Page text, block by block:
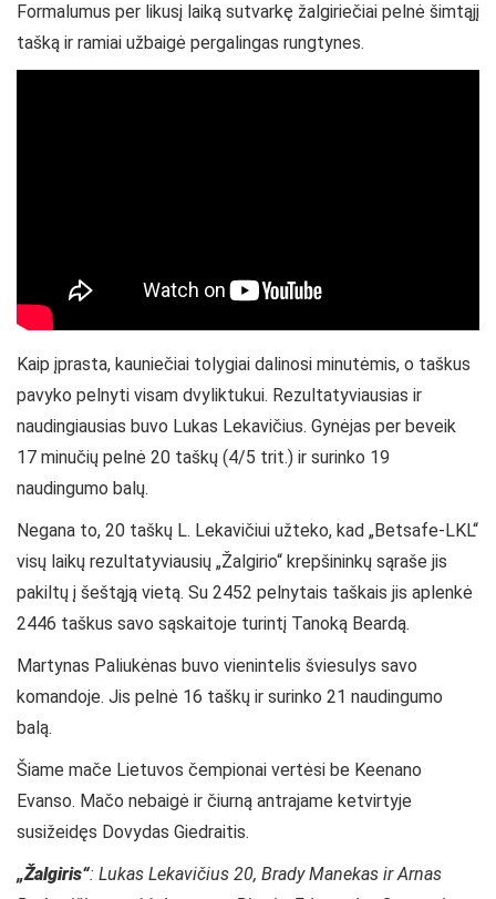
Formalumus per likusį laiką sutvarkę žalgiriečiai pelnė šimtąjį
tašką ir ramiai užbaigė pergalingas rungtynes.
Kaip įprasta, kauniečiai tolygiai dalinosi minutėmis, o taškus
pavyko pelnyti visam dvyliktukui. Rezultatyviausias ir
naudingiausias buvo Lukas Lekavičius. Gynėjas per beveik
17 minučių pelnė 20 taškų (4/5 trit.) ir surinko 19
naudingumo balų.
Negana to, 20 taškų L. Lekavičiui užteko, kad „Betsafe-LKL“
visų laikų rezultatyviausių „Žalgirio“ krepšininkų sąraše jis
pakiltų į šeštąją vietą. Su 2452 pelnytais taškais jis aplenkė
2446 taškus savo sąskaitoje turintį Tanoką Beardą.
Martynas Paliukėnas buvo vienintelis šviesulys savo
komandoje. Jis pelnė 16 taškų ir surinko 21 naudingumo
balą.
Šiame mače Lietuvos čempionai vertėsi be Keenano
Evanso. Mačo nebaigė ir čiurną antrajame ketvirtyje
susižeidęs Dovydas Giedraitis.
„Žalgiris“: Lukas Lekavičius 20, Brady Manekas ir Arnas